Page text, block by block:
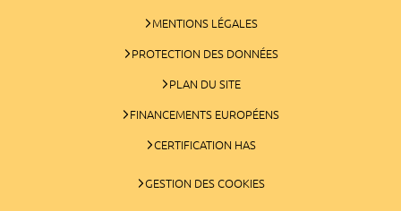
MENTIONS LÉGALES
PROTECTION DES DONNÉES
PLAN DU SITE
FINANCEMENTS EUROPÉENS
CERTIFICATION HAS
GESTION DES COOKIES